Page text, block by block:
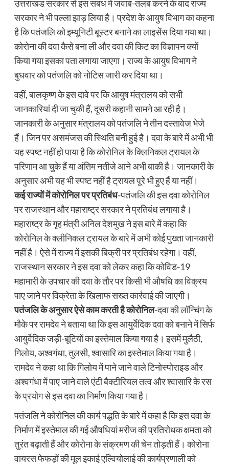
उत्तराखंड सरकार से इस संबंध में जवाब-तलब करने के बाद राज्य
सरकार ने भी पल्ला झाड़ लिया है। प्रदेश के आयुष विभाग का कहना
है कि पतंजलि को इम्यूनिटी बूस्टर बनाने का लाइसेंस दिया गया था।
कोरोना की दवा कैसे बना ली और दवा की किट का विज्ञापन क्यों
किया गया इसका पता लगाया जाएगा। राज्य के आयुष विभाग ने
बुधवार को पतंजलि को नोटिस जारी कर दिया था।
वहीं, बालकृष्ण के इस दावे पर कि आयुष मंत्रालय को सभी
जानकारियां दी जा चुकी हैं, दूसरी कहानी सामने आ रही है।
जानकारी के अनुसार मंत्रालय को पतंजलि ने तीन दस्तावेज भेजे
हैं। जिन पर असमंजस की स्थिति बनी हुई है। दवा के बारे में अभी भी
यह स्पष्ट नहीं हो पाया है कि कोरोनिल के क्लिनिकल ट्रायल के
परिणाम आ चुके हैं या अंतिम नतीजे आने अभी बाकी है। जानकारी के
अनुसार अभी यह भी स्पष्ट नहीं है ट्रायल पूरे भी हुए हैं या नहीं।
कई राज्यों में कोरोनिल पर प्रतिबंध-पतंजलि की इस दवा कोरोनिल
पर राजस्थान और महाराष्ट्र सरकार ने प्रतिबंध लगाया है।
महाराष्ट्र के गृह मंत्री अनिल देशमुख ने इस बारे में कहा कि
कोरोनिल के क्लीनिकल ट्रायल के बारे में अभी कोई पुख्ता जानकारी
नहीं है। ऐसे में राज्य में इसकी बिक्री पर प्रतिबंध रहेगा। वहीं,
राजस्थान सरकार ने इस दवा को लेकर कहा कि कोविड-19
महामारी के उपचार की दवा के तौर पर किसी भी औषधि का विक्रय
पाए जाने पर विक्रेता के खिलाफ सख्त कार्रवाई की जाएगी।
पतंजलि के अनुसार ऐसे काम करती है कोरोनिल-दवा की लॉन्चिंग के
मौके पर रामदेव ने बताया था कि इस आयुर्वेदिक दवा को बनाने में सिर्फ
आयुर्वेदिक जड़ी-बूटियों का इस्तेमाल किया गया है। इसमें मुलैठी,
गिलोय, अश्वगंधा, तुलसी, श्वासारि का इस्तेमाल किया गया है।
रामदेव ने कहा था कि गिलोय में पाने जाने वाले टिनोस्पोराइड और
अश्वगंधा में पाए जाने वाले एंटी बैक्टीरियल तत्व और श्वासारि के रस
के प्रयोग से इस दवा का निर्माण किया गया है।
पतंजलि ने कोरोनिल की कार्य पद्धति के बारे में कहा है कि इस दवा के
निर्माण में इस्तेमाल की गई औषधियां मरीज की प्रतिरोधक क्षमता को
तुरंत बढ़ाती हैं और कोरोना के संक्रमण की चेन तोड़ती हैं। कोरोना
वायरस फेफड़ों की मूल इकाई एल्वियोलाई की कार्यप्रणाली को